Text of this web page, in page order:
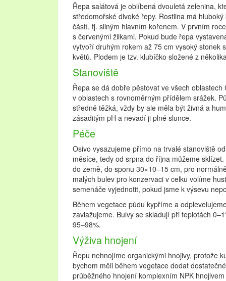
Řepa salátová je oblíbená dvouletá zelenina,
středomořské divoké řepy. Rostlina má
částí, tj. silným hlavním kořenem. V prvním
s červenými žilkami. Pokud bude řepa
vytvoří druhým rokem až 75 cm vysoký stonek
květů. Plodem je tzv. klubíčko složené z
Stanoviště
Řepa se dá dobře pěstovat ve všech
v oblastech s rovnoměrným přídělem srážek.
středně těžká, vždy by ale měla být živná a
zásaditým pH a nevadí ji plné slunce.
Péče
Osivo vysazujeme přímo na trvalé stanoviště
měsíce, tedy od srpna do října můžeme
do země, do sponu 30×10–15 cm, pro
malých bulev pro konzervaci v celku volíme
semenáče vyjednotit, pokud jsme k výsevu
Během vegetace půdu kypříme a
zavlažujeme. Bulvy se skladují při teplotách
95–98%.
Výživa hnojení
Řepu nehnojíme organickými hnojivy, protože
bychom měli během vegetace dodat
průběžného hnojení komplexním NPK